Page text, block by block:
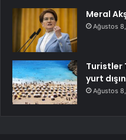
Meral
Ağustos
Turistler
yurt
Ağustos